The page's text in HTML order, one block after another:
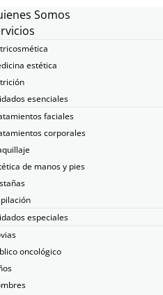
Somos
estética
esenciales
faciales
corporales
de manos y pies
especiales
oncológico